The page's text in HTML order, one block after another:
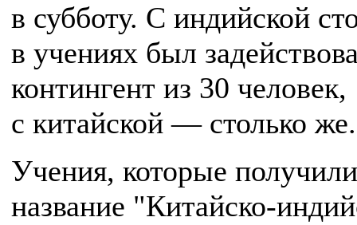
в субботу. С индийской
в учениях был
контингент из 30 человек,
с китайской — столько же.
Учения, которые получили
название "Китайско-